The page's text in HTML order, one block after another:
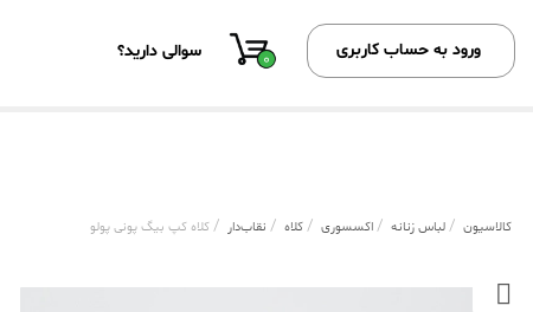
ورود به حساب کاربری 0 سوالی دارید؟
کالاسیون / لباس زنانه / اکسسوری / کلاه / نقاب‌دار / کلاه کپ بیگ پونی پولو